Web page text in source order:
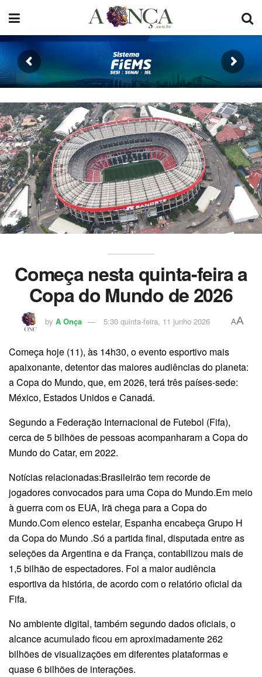
Começa nesta quinta-feira a
Copa do Mundo de 2026
by A Onça 5:30 quinta-feira, 11 junho 2026 AA
Começa hoje (11), às 14h30, o evento esportivo mais
apaixonante, detentor das maiores audiências do planeta:
a Copa do Mundo, que, em 2026, terá três países-sede:
México, Estados Unidos e Canadá.
Segundo a Federação Internacional de Futebol (Fifa),
cerca de 5 bilhões de pessoas acompanharam a Copa do
Mundo do Catar, em 2022.
Notícias relacionadas:Brasileirão tem recorde de
jogadores convocados para uma Copa do Mundo.Em meio
à guerra com os EUA, Irã chega para a Copa do
Mundo.Com elenco estelar, Espanha encabeça Grupo H
da Copa do Mundo .Só a partida final, disputada entre as
seleções da Argentina e da França, contabilizou mais de
1,5 bilhão de espectadores. Foi a maior audiência
esportiva da história, de acordo com o relatório oficial da
Fifa.
No ambiente digital, também segundo dados oficiais, o
alcance acumulado ficou em aproximadamente 262
bilhões de visualizações em diferentes plataformas e
quase 6 bilhões de interações.